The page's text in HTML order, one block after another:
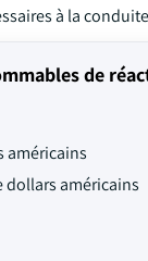
à la
de
américains
dollars américains